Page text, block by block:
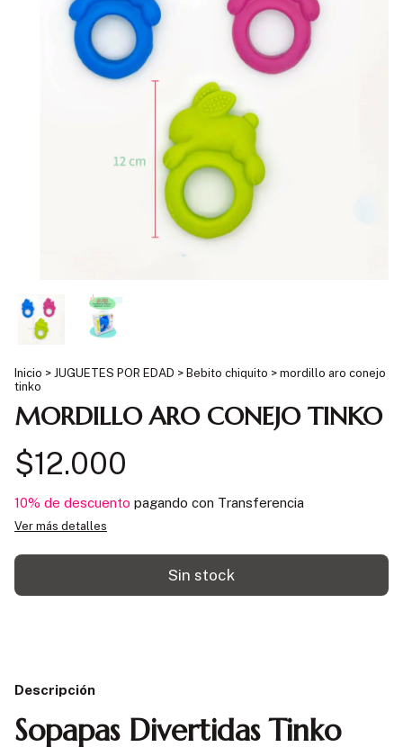
Inicio > JUGUETES POR EDAD > Bebito chiquito > mordillo aro conejo
tinko
MORDILLO ARO CONEJO TINKO
$12.000
10% de descuento pagando con Transferencia
Ver más detalles
Descripción
Sopapas Divertidas Tinko